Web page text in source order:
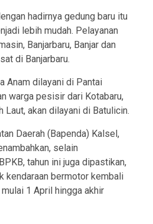
hadirnya gedung baru itu
lebih mudah. Pelayanan
Banjarbaru, Banjar dan
di Banjarbaru.
Anam dilayani di Pantai
warga pesisir dari Kotabaru,
Laut, akan dilayani di Batulicin.
Daerah (Bapenda) Kalsel,
selain
tahun ini juga dipastikan,
kendaraan bermotor kembali
1 April hingga akhir